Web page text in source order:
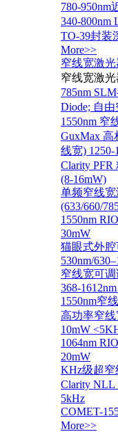
780-950nm
340-800nm
TO-39封装
More>>
窄线宽激
窄线宽激
785nm
Diode; 自
1550nm 窄
GuxMax
线宽) 1250-
Clarity
(8-16mW)
单频窄线
(633/660/
1550nm
30mW
猫眼式外
530nm/
窄线宽可
368-
1550nm窄
高功率窄线
10mW
1064nm
20mW
KHz级超窄
Clarity NLL
5kHz
COMET-
More>>